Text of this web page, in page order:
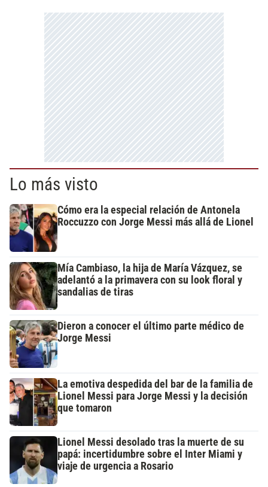
Lo más visto
Cómo era la especial relación de Antonela
Roccuzzo con Jorge Messi más allá de Lionel
Mía Cambiaso, la hija de María Vázquez, se
adelantó a la primavera con su look floral y
sandalias de tiras
Dieron a conocer el último parte médico de
Jorge Messi
La emotiva despedida del bar de la familia de
Lionel Messi para Jorge Messi y la decisión
que tomaron
Lionel Messi desolado tras la muerte de su
papá: incertidumbre sobre el Inter Miami y
viaje de urgencia a Rosario